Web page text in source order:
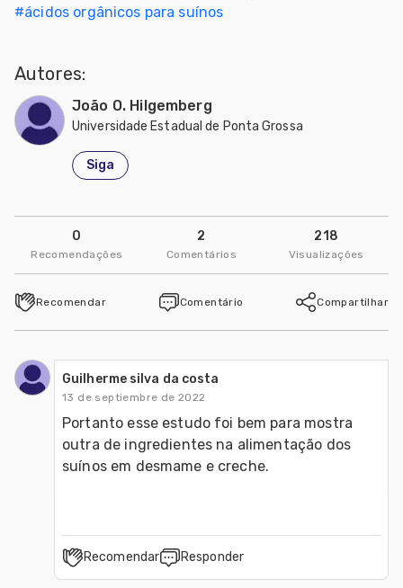
#ácidos orgânicos para suínos
Autores:
João O. Hilgemberg
Universidade Estadual de Ponta Grossa
Siga
0
Recomendações
2
Comentários
218
Visualizações
Recomendar Comentário Compartilhar
Guilherme silva da costa
13 de septiembre de 2022
Portanto esse estudo foi bem para mostra
outra de ingredientes na alimentação dos
suínos em desmame e creche.
Recomendar Responder